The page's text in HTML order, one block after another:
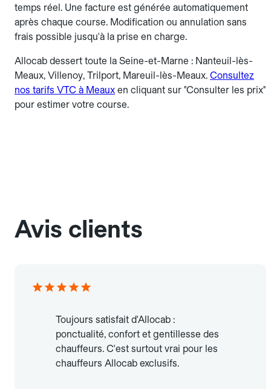
temps réel. Une facture est générée automatiquement
après chaque course. Modification ou annulation sans
frais possible jusqu'à la prise en charge.
Allocab dessert toute la Seine-et-Marne : Nanteuil-lès-
Meaux, Villenoy, Trilport, Mareuil-lès-Meaux. Consultez
nos tarifs VTC à Meaux en cliquant sur "Consulter les prix"
pour estimer votre course.
Avis clients
Toujours satisfait d'Allocab :
ponctualité, confort et gentillesse des
chauffeurs. C'est surtout vrai pour les
chauffeurs Allocab exclusifs.